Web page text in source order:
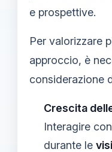
e prospettive.
Per valorizzare
approccio, è
considerazione
Crescita
Interagire
durante le